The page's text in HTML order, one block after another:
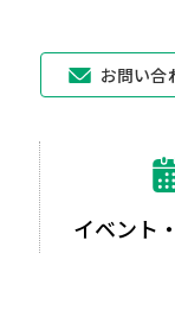
お問い合
イベント